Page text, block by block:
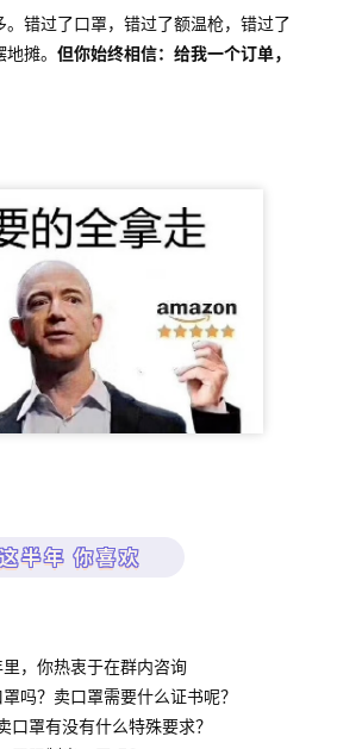
错过了口罩，错过了额温枪，错过了
摊。 但你始终相信：给我一个订单，
这半年 你喜欢
，你热衷于在群内咨询
吗？卖口罩需要什么证书呢？
口罩有没有什么特殊要求？